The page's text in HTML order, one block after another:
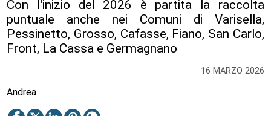
16 MARZO 2026
Con l'inizio del 2026 è partita la raccolta
puntuale anche nei Comuni di Varisella,
Pessinetto, Grosso, Cafasse, Fiano, San Carlo,
Front, La Cassa e Germagnano
Andrea